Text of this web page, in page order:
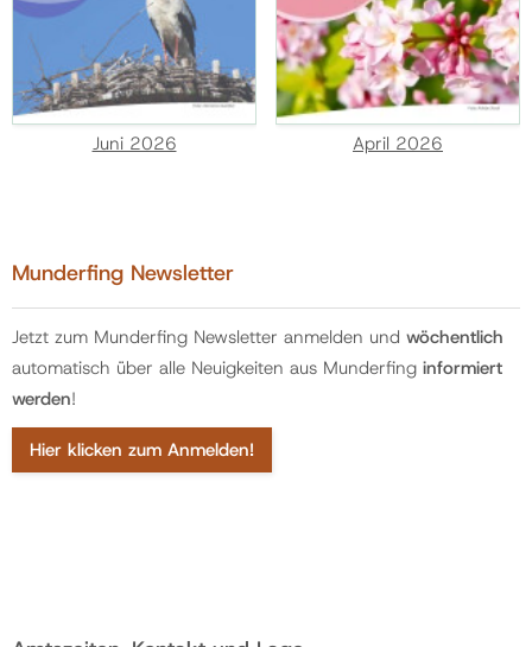
Juni 2026 April 2026
Munderfing Newsletter
Jetzt zum Munderfing Newsletter anmelden und wöchentlich
automatisch über alle Neuigkeiten aus Munderfing informiert
werden!
Hier klicken zum Anmelden!